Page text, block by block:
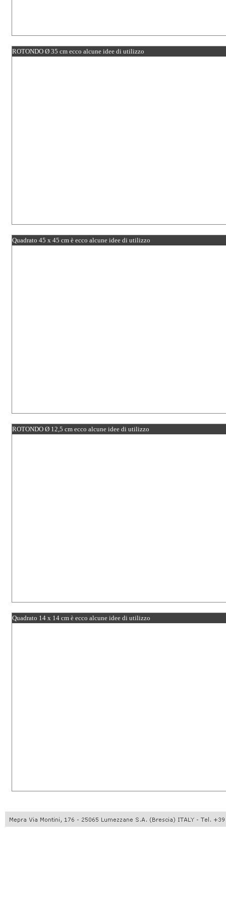
ROTONDO Ø 35 cm ecco alcune idee di utilizzo
Quadrato 45 x 45 cm è ecco alcune idee di utilizzo
ROTONDO Ø 12,5 cm ecco alcune idee di utilizzo
Quadrato 14 x 14 cm è ecco alcune idee di utilizzo